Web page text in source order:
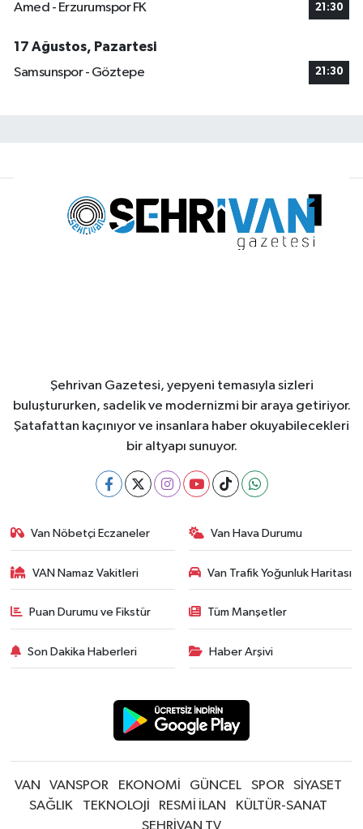
Amed - Erzurumspor FK 21:30
17 Ağustos, Pazartesi
Samsunspor - Göztepe
21:30
Şehrivan Gazetesi, yepyeni temasıyla sizleri
buluştururken, sadelik ve modernizmi bir araya getiriyor.
Şatafattan kaçınıyor ve insanlara haber okuyabilecekleri
bir altyapı sunuyor.
Van Nöbetçi Eczaneler Van Hava Durumu
VAN Namaz Vakitleri Van Trafik Yoğunluk Haritası
Puan Durumu ve Fikstür Tüm Manşetler
Son Dakika Haberleri Haber Arşivi
VAN VANSPOR EKONOMİ GÜNCEL SPOR
SİYASET
SAĞLIK
TEKNOLOJİ RESMİ İLAN
KÜLTÜR-SANAT
ŞEHRİVAN TV